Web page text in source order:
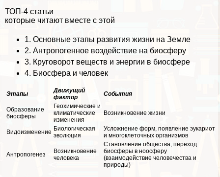
ТОП-4 статьи
которые читают вместе с этой
1. Основные этапы развития жизни на Земле
2. Антропогенное воздействие на биосферу
3. Круговорот веществ и энергии в биосфере
4. Биосфера и человек
Этапы
Движущий
фактор
События
Образование
биосферы
Геохимические и
климатические
изменения
Возникновение жизни
Видоизменение Биологическая
эволюция
Усложнение форм, появление эукариот
и многоклеточных организмов
Антропогенез
Возникновение
человека
Становление общества, переход
биосферы в ноосферу
(взаимодействие человечества и
природы)